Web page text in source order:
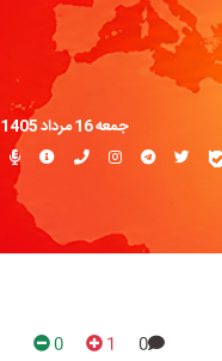
جمعه 16 مرداد 1405
0
1
0